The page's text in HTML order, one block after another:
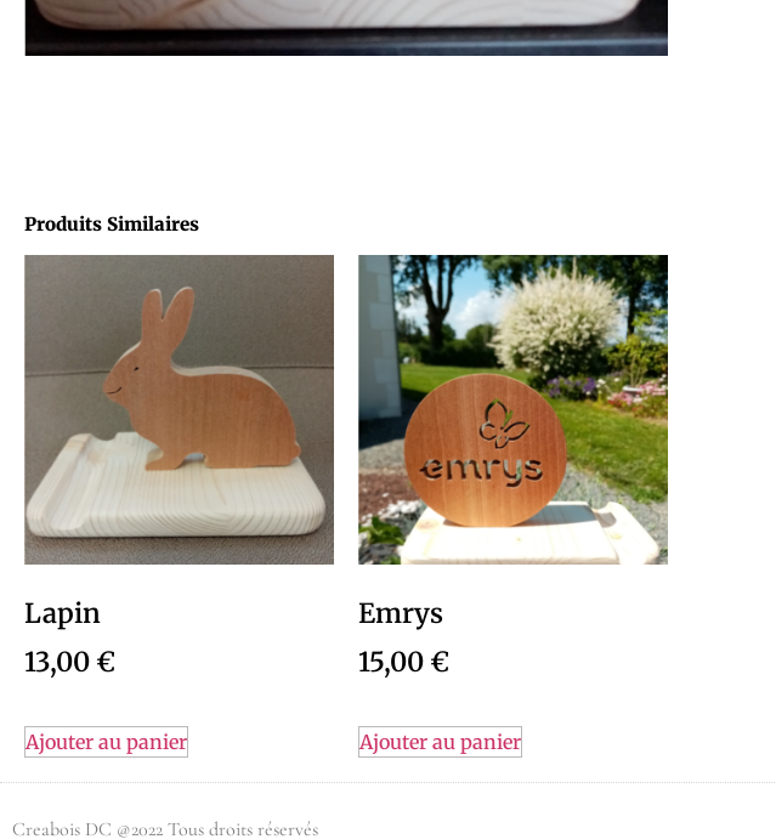
Produits Similaires
Lapin
13,00 €
Ajouter au panier
Emrys
15,00 €
Ajouter au panier
Creabois DC @2022 Tous droits réservés